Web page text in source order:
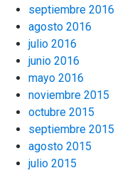
septiembre 2016
agosto 2016
julio 2016
junio 2016
mayo 2016
noviembre 2015
octubre 2015
septiembre 2015
agosto 2015
julio 2015